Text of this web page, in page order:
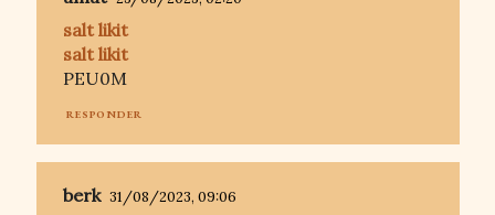
salt likit
salt likit
PEU0M
RESPONDER
berk 31/08/2023, 09:06